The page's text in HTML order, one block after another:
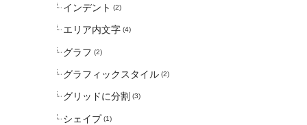
インデント (2)
エリア内文字 (4)
グラフ (2)
グラフィックスタイル (2)
グリッドに分割 (3)
シェイプ (1)